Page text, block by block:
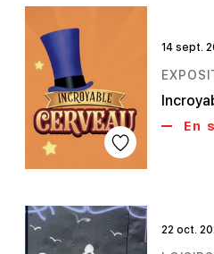
14 sept.
En
22 oct.